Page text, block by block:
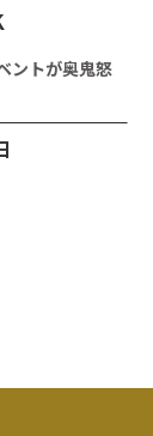
ントが奥鬼怒